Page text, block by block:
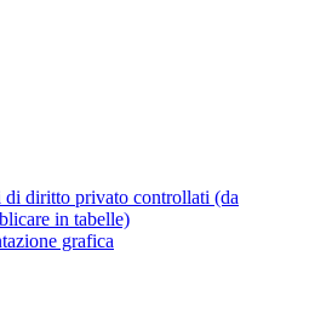
di diritto privato controllati (da
in tabelle)
grafica